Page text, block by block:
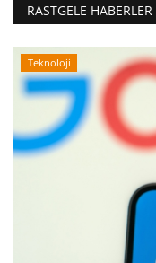
RASTGELE HABERLER
Teknoloji